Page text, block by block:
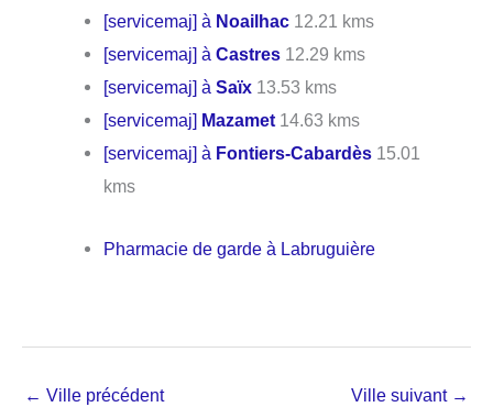
[servicemaj] à Noailhac 12.21 kms
[servicemaj] àCastres 12.29 kms
[servicemaj] àSaïx 13.53 kms
[servicemaj] Mazamet 14.63 kms
[servicemaj] à Fontiers-Cabardès 15.01
kms
Pharmacie de garde à Labruguière
← Ville précédent Ville suivant →